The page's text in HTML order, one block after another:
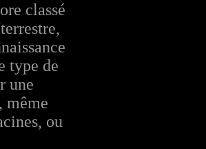
classé
type de
une
même
ou